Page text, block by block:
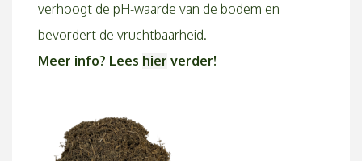
verhoogt de pH-waarde van de bodem en
bevordert de vruchtbaarheid.
Meer info? Lees hier verder!